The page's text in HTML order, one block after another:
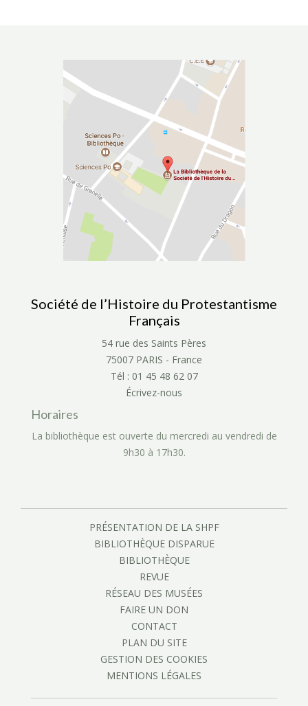
Société de l’Histoire du Protestantisme
Français
54 rue des Saints Pères
75007 PARIS - France
Tél : 01 45 48 62 07
Écrivez-nous
Horaires
La bibliothèque est ouverte du mercredi au vendredi de
9h30 à 17h30.
PRÉSENTATION DE LA SHPF
BIBLIOTHÈQUE DISPARUE
BIBLIOTHÈQUE
REVUE
RÉSEAU DES MUSÉES
FAIRE UN DON
CONTACT
PLAN DU SITE
GESTION DES COOKIES
MENTIONS LÉGALES